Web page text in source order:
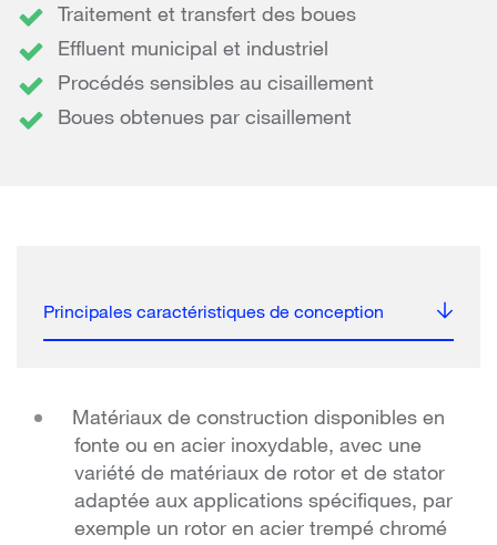
Traitement et transfert des boues
Effluent municipal et industriel
Procédés sensibles au cisaillement
Boues obtenues par cisaillement
Principales caractéristiques de conception
Matériaux de construction disponibles en
fonte ou en acier inoxydable, avec une
variété de matériaux de rotor et de stator
adaptée aux applications spécifiques, par
exemple un rotor en acier trempé chromé